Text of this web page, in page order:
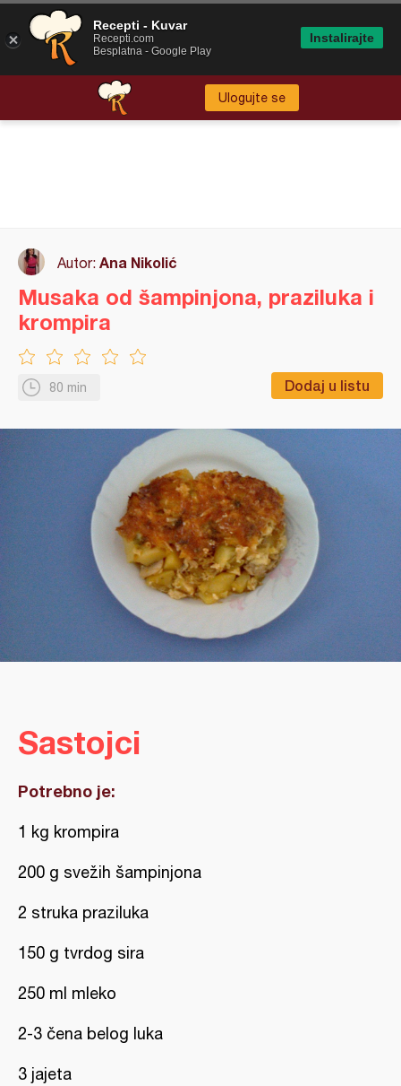
Ulogujte se
Autor: Ana Nikolić
80 min Dodaj u listu
Musaka od šampinjona, praziluka i
krompira
Sastojci
Potrebno je:
1 kg krompira
200 g svežih šampinjona
2 struka praziluka
150 g tvrdog sira
250 ml mleko
2-3 čena belog luka
3 jajeta
Recepti - Kuvar
Recepti.com
Besplatna - Google Play
Instalirajte